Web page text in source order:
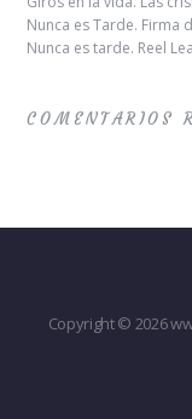
Nunca es Tarde. Firma
Nunca es tarde. Reel Lea
COMENTARIOS
Copyright © 2026